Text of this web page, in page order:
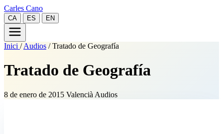
Carles Cano
CA ES EN
Inici / Audios / Tratado de Geografía
Tratado de Geografía
8 de enero de 2015 Valencià Audios